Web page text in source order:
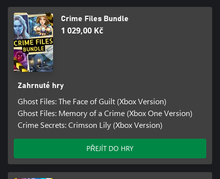
Crime Files Bundle
1 029,00 Kč
Zahrnuté hry
Ghost Files: The Face of Guilt (Xbox Version)
Ghost Files: Memory of a Crime (Xbox One Version)
Crime Secrets: Crimson Lily (Xbox Version)
PŘEJÍT DO HRY